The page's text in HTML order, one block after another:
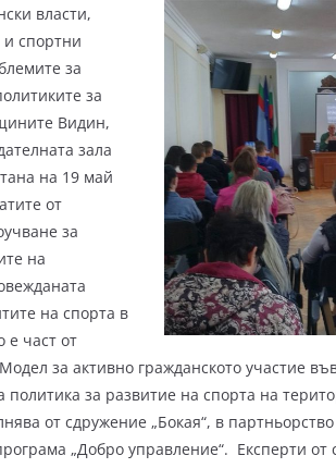
власти,
и спортни
за
за
Видин,
зала
на 19 май
от
за
на
на спорта в
е част от
за активно гражданското участие
политика за развитие на спорта на
от сдружение „Бокая“, в
„Добро управление“. Експерти от